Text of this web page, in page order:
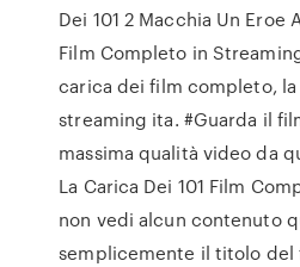
Dei 101 2 Macchia Un Eroe
Film Completo in
carica dei film completo,
streaming ita. #Guarda il
massima qualità video da
La Carica Dei 101 Film
non vedi alcun contenuto
semplicemente il titolo del